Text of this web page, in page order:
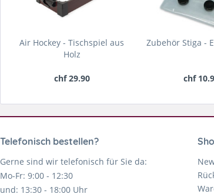
Air Hockey - Tischspiel aus
Holz
chf 29.90
Zubehör Stiga -
chf
Telefonisch bestellen?
Gerne sind wir telefonisch für Sie da:
Mo-Fr: 9:00 - 12:30
und: 13:30 - 18:00 Uhr